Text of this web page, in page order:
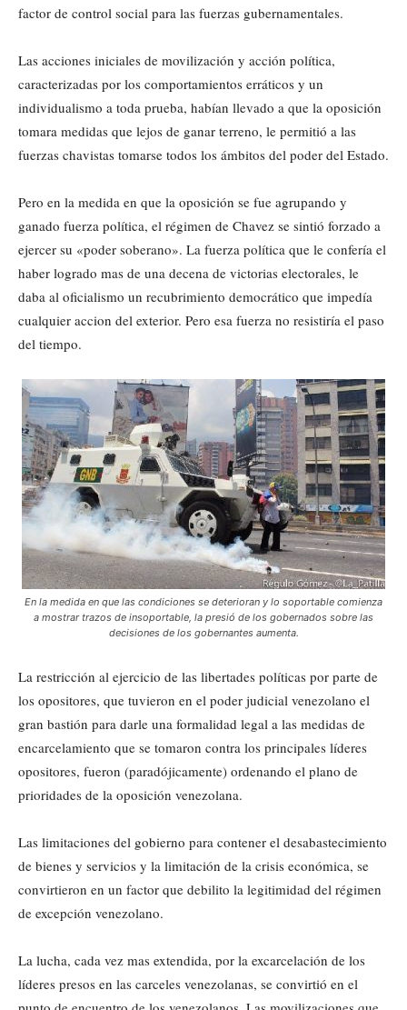
factor de control social para las fuerzas gubernamentales.
Las acciones iniciales de movilización y acción política,
caracterizadas por los comportamientos erráticos y un
individualismo a toda prueba, habían llevado a que la oposición
tomara medidas que lejos de ganar terreno, le permitió a las
fuerzas chavistas tomarse todos los ámbitos del poder del Estado.
Pero en la medida en que la oposición se fue agrupando y
ganado fuerza política, el régimen de Chavez se sintió forzado a
ejercer su «poder soberano». La fuerza política que le confería el
haber logrado mas de una decena de victorias electorales, le
daba al oficialismo un recubrimiento democrático que impedía
cualquier accion del exterior. Pero esa fuerza no resistiría el paso
del tiempo.
En la medida en que las condiciones se deterioran y lo soportable comienza
a mostrar trazos de insoportable, la presió de los gobernados sobre las
decisiones de los gobernantes aumenta.
La restricción al ejercicio de las libertades políticas por parte de
los opositores, que tuvieron en el poder judicial venezolano el
gran bastión para darle una formalidad legal a las medidas de
encarcelamiento que se tomaron contra los principales líderes
opositores, fueron (paradójicamente) ordenando el plano de
prioridades de la oposición venezolana.
Las limitaciones del gobierno para contener el desabastecimiento
de bienes y servicios y la limitación de la crisis económica, se
convirtieron en un factor que debilito la legitimidad del régimen
de excepción venezolano.
La lucha, cada vez mas extendida, por la excarcelación de los
líderes presos en las carceles venezolanas, se convirtió en el